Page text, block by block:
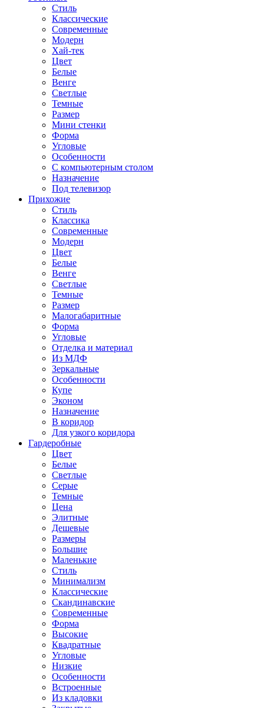
Стиль
Классические
Современные
Модерн
Хай-тек
Цвет
Белые
Венге
Светлые
Темные
Размер
Мини стенки
Форма
Угловые
Особенности
С компьютерным столом
Назначение
Под телевизор
Прихожие
Стиль
Классика
Современные
Модерн
Цвет
Белые
Венге
Светлые
Темные
Размер
Малогабаритные
Форма
Угловые
Отделка и материал
Из МДФ
Зеркальные
Особенности
Купе
Эконом
Назначение
В коридор
Для узкого коридора
Гардеробные
Цвет
Белые
Светлые
Серые
Темные
Цена
Элитные
Дешевые
Размеры
Большие
Маленькие
Стиль
Минимализм
Классические
Скандинавские
Современные
Форма
Высокие
Квадратные
Угловые
Низкие
Особенности
Встроенные
Из кладовки